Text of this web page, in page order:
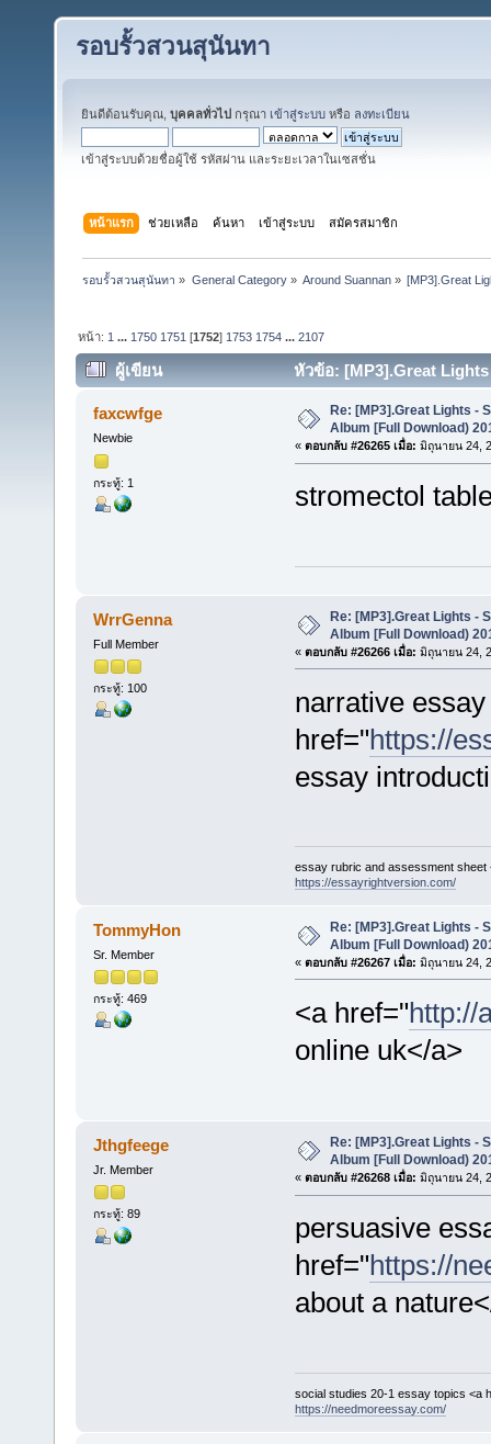
รอบรั้วสวนสุนันทา
ยินดีต้อนรับคุณ, บุคคลทั่วไป กรุณา เข้าสู่ระบบ หรือ ลงทะเบียน
เข้าสู่ระบบด้วยชื่อผู้ใช้ รหัสผ่าน และระยะเวลาในเซสชั่น
หน้าแรก ช่วยเหลือ ค้นหา เข้าสู่ระบบ สมัครสมาชิก
รอบรั้วสวนสุนันทา » General Category» Around Suannan» [MP3].Great
หน้า: 1 ... 1750 1751 [1752] 1753 1754 ...2107
ผู้เขียน
หัวข้อ: [MP3].Great
848751 ครั้ง)
faxcwfge
Newbie
กระทู้: 1
Re: [MP3].Great Lights -
Album [Full Download)
« ตอบกลับ #26265 เมื่อ: มิถุนายน 24,
stromectol
WrrGenna
Full Member
กระทู้: 100
Re: [MP3].Great Lights -
Album [Full Download)
« ตอบกลับ #26266 เมื่อ: มิถุนายน 24,
narrative
href="https://
essay
essay rubric and assessment sheet
https://essayrightversion.com/
TommyHon
Sr. Member
กระทู้: 469
Re: [MP3].Great Lights -
Album [Full Download)
« ตอบกลับ #26267 เมื่อ: มิถุนายน 24,
<a href="http://
online uk</a>
Jthgfeege
Jr. Member
กระทู้: 89
Re: [MP3].Great Lights -
Album [Full Download)
« ตอบกลับ #26268 เมื่อ: มิถุนายน 24,
persuasive
href="https://
about a
social studies 20-1 essay topics <a
https://needmoreessay.com/